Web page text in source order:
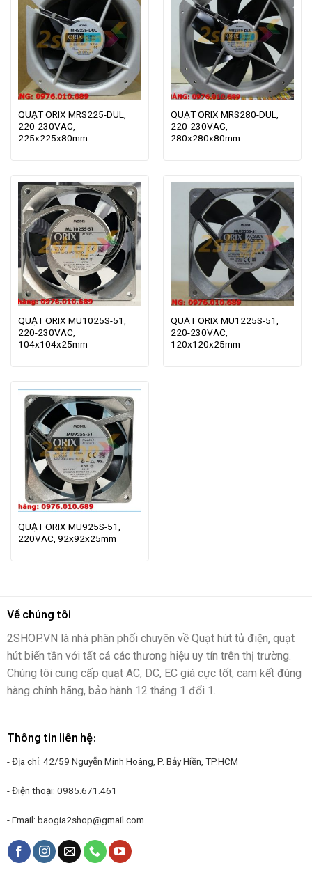
QUẠT ORIX MRS225-DUL,
220-230VAC,
225x225x80mm
QUẠT ORIX MRS280-DUL,
220-230VAC,
280x280x80mm
QUẠT ORIX MU1025S-51,
220-230VAC,
104x104x25mm
QUẠT ORIX MU1225S-51,
220-230VAC,
120x120x25mm
QUẠT ORIX MU925S-51,
220VAC, 92x92x25mm
Về chúng tôi
2SHOP.VN là nhà phân phối chuyên về Quạt hút tủ điện, quạt
hút biến tần với tất cả các thương hiệu uy tín trên thị trường.
Chúng tôi cung cấp quạt AC, DC, EC giá cực tốt, cam kết đúng
hàng chính hãng, bảo hành 12 tháng 1 đổi 1.
Thông tin liên hệ:
- Địa chỉ: 42/59 Nguyễn Minh Hoàng, P. Bảy Hiền, TP.HCM
- Điện thoại: 0985.671.461
- Email: baogia2shop@gmail.com